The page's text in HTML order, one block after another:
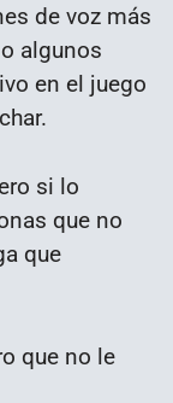
de voz más
algunos
en el juego
si lo
que no
que
que no le